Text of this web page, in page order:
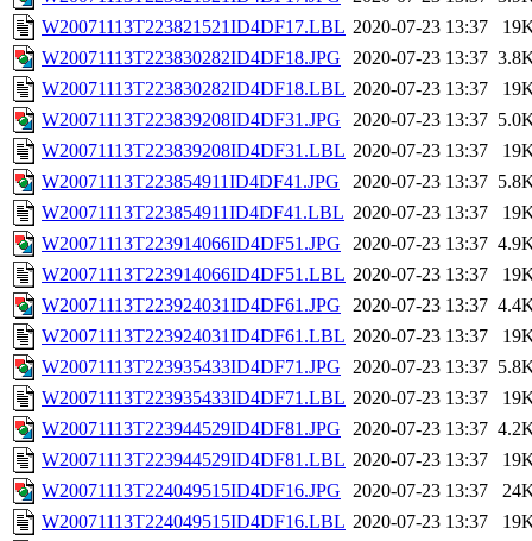
W20071113T223821521ID4DF17.LBL 2020-07-23 13:37
W20071113T223830282ID4DF18.JPG
2020-07-23 13:37
W20071113T223830282ID4DF18.LBL 2020-07-23 13:37
W20071113T223839208ID4DF31.JPG
2020-07-23 13:37
W20071113T223839208ID4DF31.LBL 2020-07-23 13:37
W20071113T223854911ID4DF41.JPG
2020-07-23 13:37
W20071113T223854911ID4DF41.LBL 2020-07-23 13:37
W20071113T223914066ID4DF51.JPG
2020-07-23 13:37
W20071113T223914066ID4DF51.LBL 2020-07-23 13:37
W20071113T223924031ID4DF61.JPG
2020-07-23 13:37
W20071113T223924031ID4DF61.LBL 2020-07-23 13:37
W20071113T223935433ID4DF71.JPG
2020-07-23 13:37
W20071113T223935433ID4DF71.LBL 2020-07-23 13:37
W20071113T223944529ID4DF81.JPG
2020-07-23 13:37
W20071113T223944529ID4DF81.LBL 2020-07-23 13:37
W20071113T224049515ID4DF16.JPG
2020-07-23 13:37
W20071113T224049515ID4DF16.LBL 2020-07-23 13:37